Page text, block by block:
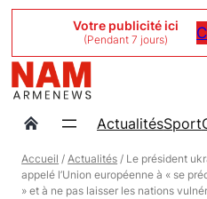
contenu
Votre publicité ici
(Pendant 7 jours)
ActualitésSport
Accueil /Actualités / Le président
appelé l’Union européenne à « se
» et à ne pas laisser les nations